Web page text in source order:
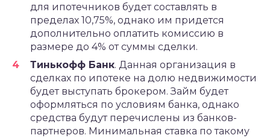
для ипотечников будет составлять в
пределах 10,75%, однако им придется
дополнительно оплатить комиссию в
размере до 4% от суммы сделки.
Тинькофф Банк. Данная организация в
сделках по ипотеке на долю недвижимости
будет выступать брокером. Займ будет
оформляться по условиям банка, однако
средства будут перечислены из банков-
партнеров. Минимальная ставка по такому